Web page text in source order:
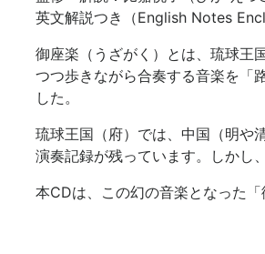
英文解説つき（English Notes
御座楽（うざがく）とは、琉球王
つつ歩きながら合奏する音楽を「
した。
琉球王国（府）では、中国（明や
演奏記録が残っています。しかし
本CDは、この幻の音楽となった